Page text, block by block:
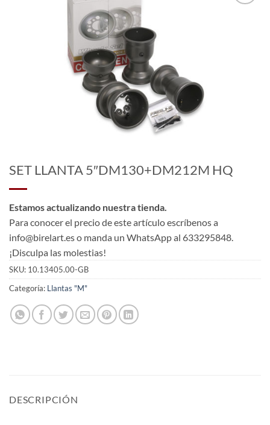
SET LLANTA 5″DM130+DM212M HQ
Estamos actualizando nuestra tienda.
Para conocer el precio de este artículo escríbenos a
info@birelart.es o manda un WhatsApp al 633295848.
¡Disculpa las molestias!
SKU: 10.13405.00-GB
Categoría: Llantas "M"
DESCRIPCIÓN